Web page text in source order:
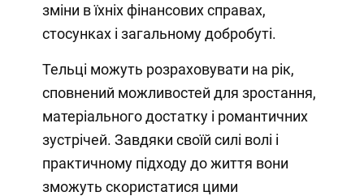
зміни в їхніх фінансових справах,
стосунках і загальному добробуті.
Тельці можуть розраховувати на рік,
сповнений можливостей для зростання,
матеріального достатку і романтичних
зустрічей. Завдяки своїй силі волі і
практичному підходу до життя вони
зможуть скористатися цими